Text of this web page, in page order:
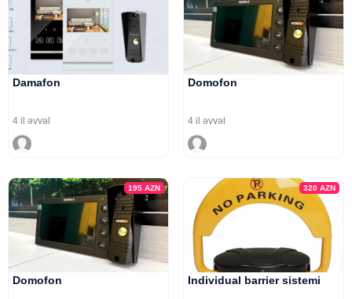
Damafon
4 il əvvəl
Domofon
4 il əvvəl
195AZN
Domofon
320 AZN
Individual barrier sistemi